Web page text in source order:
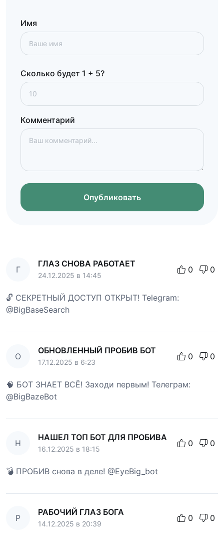
Имя
Сколько будет 1 + 5?
Комментарий
Опубликовать
Г
ГЛАЗ СНОВА РАБОТАЕТ
24.12.2025 в 14:45
0 0
🔓 СЕКРЕТНЫЙ ДОСТУП ОТКРЫТ! Telegram:
@BigBaseSearch
О
ОБНОВЛЕННЫЙ ПРОБИВ БОТ
17.12.2025 в 6:23
0 0
🧠 БОТ ЗНАЕТ ВСЁ! Заходи первым! Телеграм:
@BigBazeBot
Н
НАШЕЛ ТОП БОТ ДЛЯ ПРОБИВА
16.12.2025 в 18:15
0 0
💣 ПРОБИВ снова в деле! @EyeBig_bot
Р
РАБОЧИЙ ГЛАЗ БОГА
14.12.2025 в 20:39
0 0